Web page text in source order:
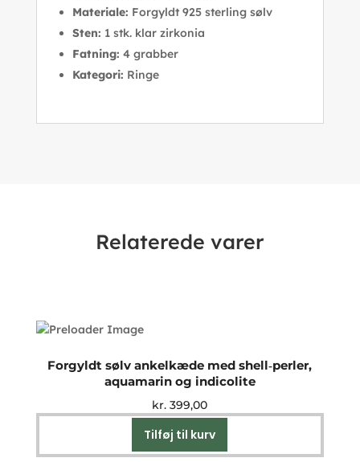
Materiale: Forgyldt 925 sterling sølv
Sten: 1 stk. klar zirkonia
Fatning: 4 grabber
Kategori: Ringe
Relaterede varer
Forgyldt sølv ankelkæde med shell‑perler,
aquamarin og indicolite
kr. 399,00
Tilføj til kurv